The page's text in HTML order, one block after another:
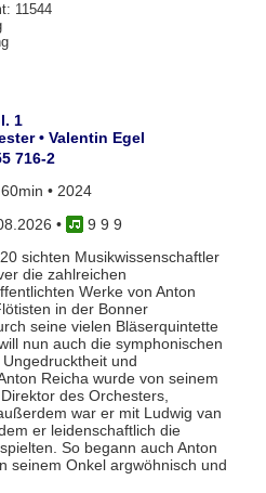
11544
1
• Valentin Egel
716-2
• 2024
•
9 9 9
sichten Musikwissenschaftler
die zahlreichen
Werke von Anton
in der Bonner
seine vielen Bläserquintette
nun auch die symphonischen
und
Reicha wurde von seinem
des Orchesters,
war er mit Ludwig van
er leidenschaftlich die
So begann auch Anton
seinem Onkel argwöhnisch und